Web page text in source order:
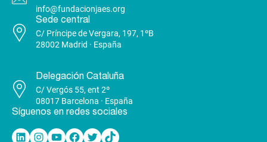
info@fundacionjaes.org
Sede central
C/ Príncipe de Vergara, 197, 1ºB
28002 Madrid · España
Delegación Cataluña
C/ Vergós 55, ent 2º
08017 Barcelona · España
Síguenos en redes sociales
Linkedin Instagram YouTube Facebook Twitter TikTok